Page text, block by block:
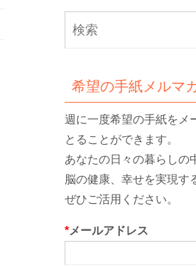
希望の手紙メルマ
週に一度希望の手紙をメ
とることができます。
あなたの日々の暮らしの
脳の健康、幸せを実現す
ぜひご活用ください。
*メールアドレス